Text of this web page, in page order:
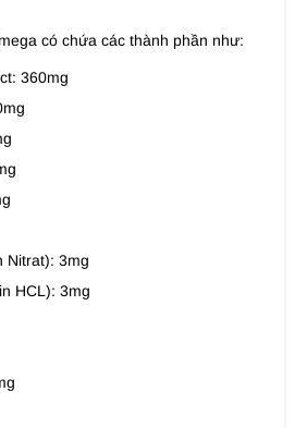
có chứa các thành phần như:
360mg
Nitrat): 3mg
HCL): 3mg